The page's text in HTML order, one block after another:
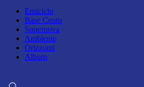
Emiciclo
Base Cento
Supernova
Ambiente
Orizzonti
Album